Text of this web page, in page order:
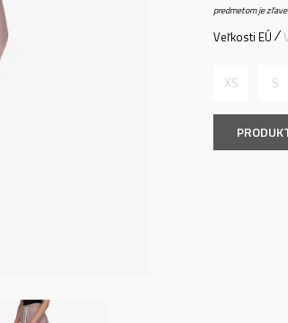
predmetom je
Veľkosti EÚ
XS S